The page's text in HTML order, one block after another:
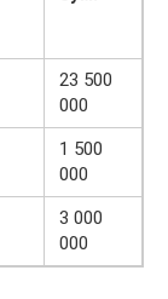
23 500
000
1 500
000
3 000
000